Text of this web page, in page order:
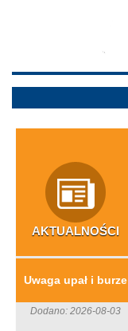
AKTUALNOŚCI
Uwaga upał i burze
Dodano: 2026-08-03